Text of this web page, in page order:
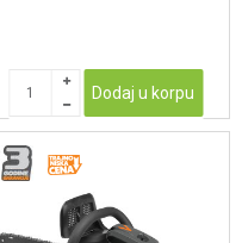
Dodaj u korpu